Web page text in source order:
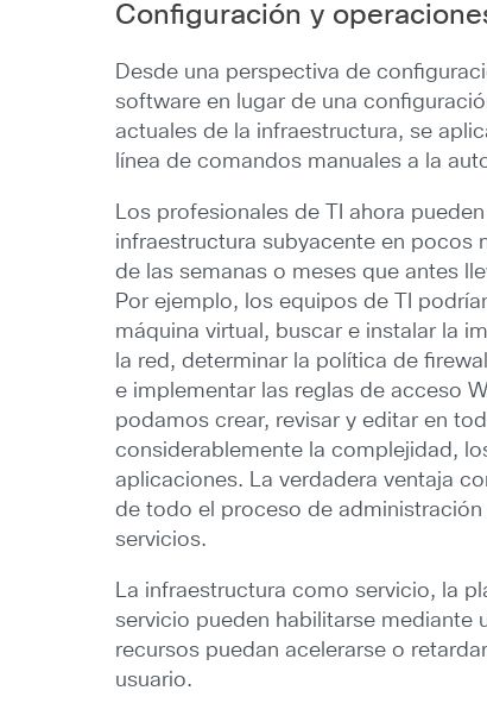
Configuración y
Desde una perspectiva de
software en lugar de una
actuales de la infraestructura, se
línea de comandos manuales a la
Los profesionales de TI ahora
infraestructura subyacente en pocos
de las semanas o meses que antes
Por ejemplo, los equipos de TI
máquina virtual, buscar e instalar la
la red, determinar la política de
e implementar las reglas de acceso
podamos crear, revisar y editar en
considerablemente la complejidad,
aplicaciones. La verdadera ventaja
de todo el proceso de
servicios.
La infraestructura como servicio, la
servicio pueden habilitarse mediante
recursos puedan acelerarse o
usuario.